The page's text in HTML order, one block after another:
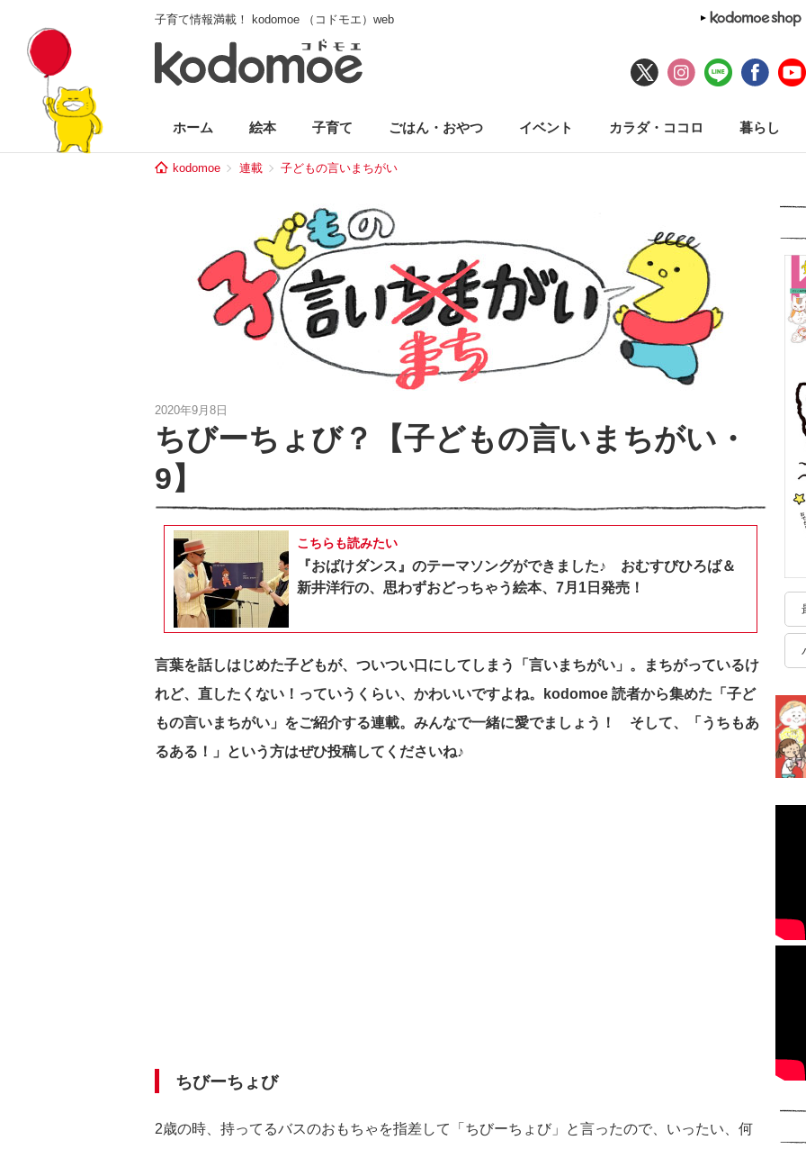
子育て情報満載！ kodomoe （コドモエ）web
ホーム 絵本 子育て ごはん・おやつ イベント カラダ・ココロ 暮らし
kodomoe 連載 子どもの言いまちがい
2020年9月8日
ちびーちょび？【子どもの言いまちがい・
9】
こちらも読みたい
『おばけダンス』のテーマソングができました♪ おむすびひろば＆
新井洋行の、思わずおどっちゃう絵本、7月1日発売！
言葉を話しはじめた子どもが、ついつい口にしてしまう「言いまちがい」。まちがっているけ
れど、直したくない！っていうくらい、かわいいですよね。kodomoe 読者から集めた「子ど
もの言いまちがい」をご紹介する連載。みんなで一緒に愛でましょう！ そして、「うちもあ
るある！」という方はぜひ投稿してくださいね♪
ちびーちょび
2歳の時、持ってるバスのおもちゃを指差して「ちびーちょび」と言ったので、いったい、何